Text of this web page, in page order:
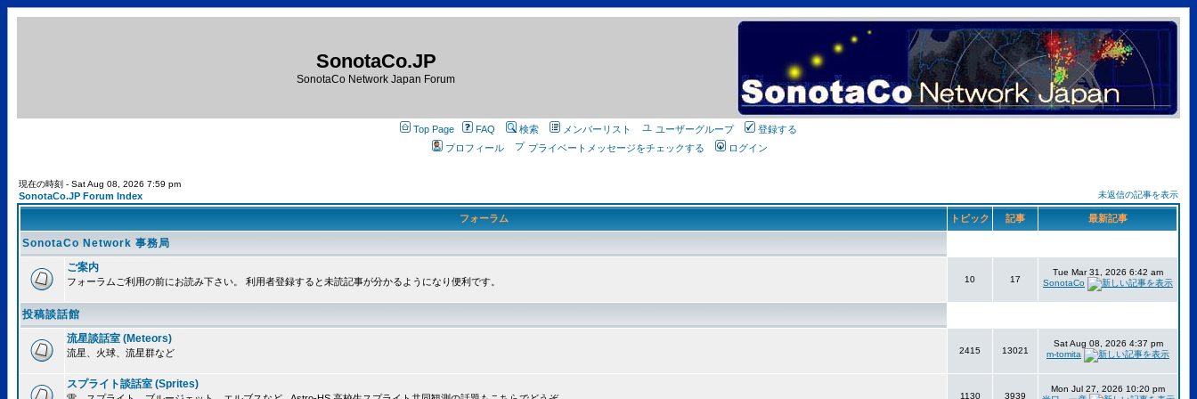
SonotaCo.JP
SonotaCo Network Japan Forum
Top Page FAQ 検索 メンバーリスト ユーザーグループ
登録する
プロフィール
プライベートメッセージをチェックする ログイン
現在の時刻 - Sat Aug 08, 2026 7:59 pm
SonotaCo.JP Forum Index 未返信の記事を表示
フォーラム トピック 記事 最新記事
SonotaCo Network 事務局
ご案内
フォーラムご利用の前にお読み下さい。 利用者登録すると未読記事が分かるようになり便利です。 10 17
Tue Mar 31, 2026 6:42 am
SonotaCo
投稿談話館
流星談話室 (Meteors)
流星、火球、流星群など 2415 13021
Sat Aug 08, 2026 4:37 pm
m-tomita
スプライト談話室 (Sprites)
1130 3939
Mon Jul 27, 2026 10:20 pm